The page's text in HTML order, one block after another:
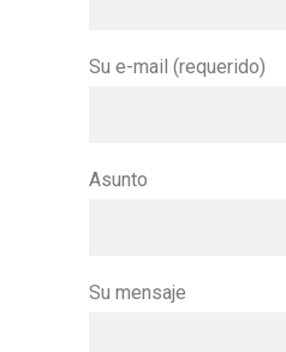
Su e-mail (requerido)
Asunto
Su mensaje